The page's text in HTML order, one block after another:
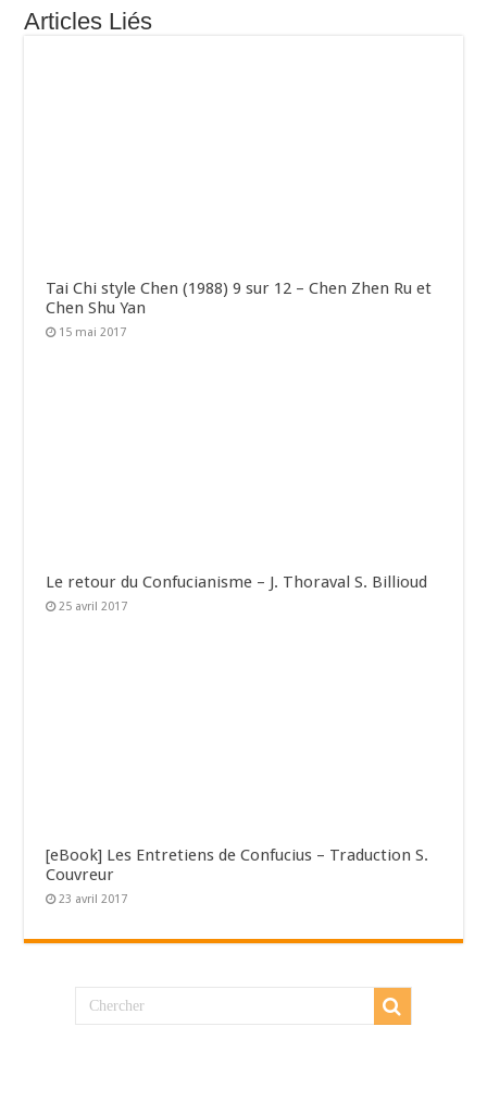
Articles Liés
Tai Chi style Chen (1988) 9 sur 12 – Chen Zhen Ru et
Chen Shu Yan
15 mai 2017
Le retour du Confucianisme – J. Thoraval S. Billioud
25 avril 2017
[eBook] Les Entretiens de Confucius – Traduction S.
Couvreur
23 avril 2017